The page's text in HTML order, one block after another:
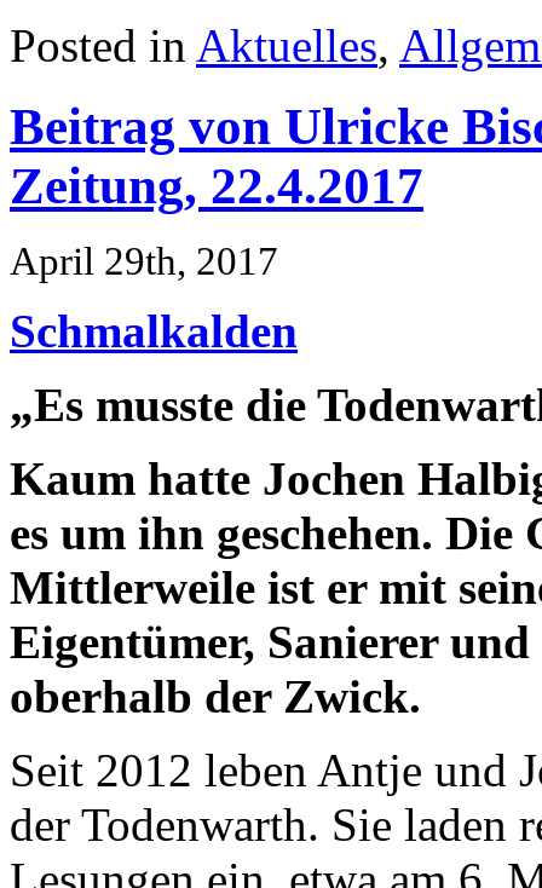
Posted in Aktuelles,
Beitrag von Ulricke
Zeitung, 22.4.2017
April 29th, 2017
Schmalkalden
„Es musste die
Kaum hatte Jochen
es um ihn geschehen. Die
Mittlerweile ist er mit
Eigentümer, Sanierer und
oberhalb der Zwick.
Seit 2012 leben Antje und
der Todenwarth. Sie laden